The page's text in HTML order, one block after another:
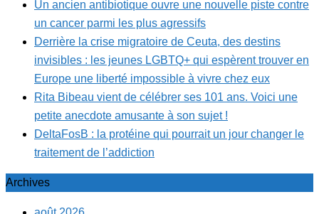
Un ancien antibiotique ouvre une nouvelle piste contre
un cancer parmi les plus agressifs
Derrière la crise migratoire de Ceuta, des destins
invisibles : les jeunes LGBTQ+ qui espèrent trouver en
Europe une liberté impossible à vivre chez eux
Rita Bibeau vient de célébrer ses 101 ans. Voici une
petite anecdote amusante à son sujet !
DeltaFosB : la protéine qui pourrait un jour changer le
traitement de l’addiction
Archives